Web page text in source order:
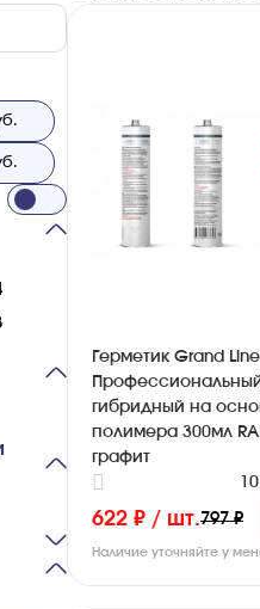
Герметик Grand Line
гибридный на
полимера 300мл
графит
622 ₽ / шт.797 ₽
Наличие уточняйте у